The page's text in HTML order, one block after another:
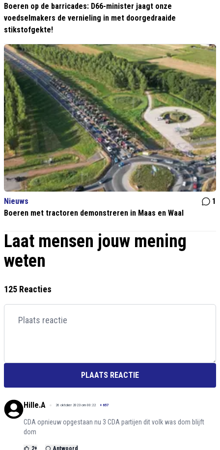
Boeren op de barricades: D66-minister jaagt onze
voedselmakers de vernieling in met doorgedraaide
stikstofgekte!
Nieuws
1
Boeren met tractoren demonstreren in Maas en Waal
Laat mensen jouw mening
weten
125 Reacties
PLAATS REACTIE
Hille.A 26 oktober 2023 om 00:22 + 657
CDA opnieuw opgestaan nu 3 CDA partijen dit volk was dom blijft
dom